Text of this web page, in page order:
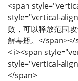
<span
style="vertical-
败，可以释放范围
解毒瓶。</
<li><span
style="vertical-
</span>